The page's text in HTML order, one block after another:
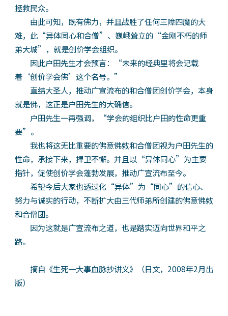
拯救民众。
由此可知，既有佛力，并且战胜了任何三障四魔的大
难，此“异体同心和合僧”、巍峨耸立的“金刚不朽的师
弟大城”，就是创价学会组织。
因此户田先生才会预言：“未来的经典里将会记载
着‘创价学会佛’这个名号。”
直结大圣人，推动广宣流布的和合僧团创价学会，本身
就是佛，这正是户田先生的大确信。
户田先生一再强调，“学会的组织比户田的性命更重
要”。
我也将这无比重要的佛意佛敕和合僧团视为户田先生的
性命，承接下来，捍卫不懈。并且以“异体同心”为主要
指针，促使创价学会蓬勃发展，推动广宣流布至今。
希望今后大家也透过化“异体”为“同心”的信心、
努力与诚实的行动，不断扩大由三代师弟所创建的佛意佛敕
和合僧团。
因为这就是广宣流布之道，也是踏实迈向世界和平之
路。
摘自《生死一大事血脉抄讲义》（日文，2008年2月出
版）